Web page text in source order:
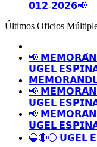
𝟬𝟭𝟮-𝟮𝟬𝟮𝟲📢
Últimos Oficios
📢
𝗨𝗚𝗘𝗟
📢
𝗨𝗚𝗘𝗟
📢
𝗨𝗚𝗘𝗟
🔵🔴⚪️ 𝗨𝗚𝗘𝗟